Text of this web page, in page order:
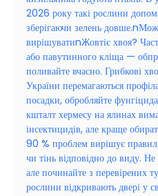
2026 року такі рослини
зберігаючи зелень
вирішуватиnЖовтіє хвоя?
або павутинного кліща —
поливайте вчасно. Грибкові
України перемагаються
посадки, обробляйте
кшталт хермесу на ялинах
інсектицидів, але краще
90 % проблем вирішує
чи тінь відповідно до виду.
але починайте з перевірених
рослини відкривають двері у